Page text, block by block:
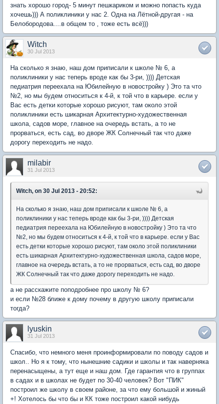
знать хорошо город- 5 минут пешкариком и можно попасть куда
хочешь))) А поликлиники у нас 2. Одна на Лётной-другая - на
Белобородова....в общем то , тоже есть всё)))
Witch
30 Jul 2013
На сколько я знаю, наш дом приписали к школе № 6, а
поликлиники у нас теперь вроде как бы 3-ри, )))) Детская
педиатрия переехала на Юбилейную в новостройку ) Это та что
№2, но мы будем относиться к 4-й, к той что в карьере. если у
Вас есть детки которые хорошо рисуют, там около этой
поликлиники есть шикарная Архитектурно-художественная
школа, садов море, главное на очередь встать, а то не
прорваться, есть сад, во дворе ЖК Солнечный так что даже
дорогу переходить не надо.
milabir
31 Jul 2013
Witch, on 30 Jul 2013 - 20:52:
На сколько я знаю, наш дом приписали к школе № 6, а
поликлиники у нас теперь вроде как бы 3-ри, )))) Детская
педиатрия переехала на Юбилейную в новостройку ) Это та что
№2, но мы будем относиться к 4-й, к той что в карьере. если у Вас
есть детки которые хорошо рисуют, там около этой поликлиники
есть шикарная Архитектурно-художественная школа, садов море,
главное на очередь встать, а то не прорваться, есть сад, во дворе
ЖК Солнечный так что даже дорогу переходить не надо.
а не расскажите поподробнее про школу № 6?
и если №28 ближе к дому почему в другую школу приписали
тогда?
lyuskin
31 Jul 2013
Спасибо, что немного меня проинформировали по поводу садов и
школ.. Но я к тому, что нынешние садики и школы и так наверняка
перенасыщены, а тут еще и наш дом. Где гарантия что в группах
в садах и в школах не будет по 30-40 человек? Вот "ПИК"
построил же школу в своем районе, за что ему большой и жиный
+! Хотелось бы что бы и КК тоже построил какой нибудь